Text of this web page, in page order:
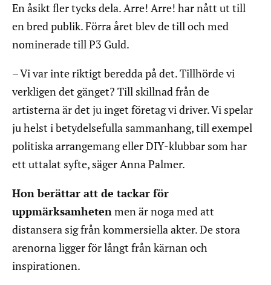
En åsikt fler tycks dela. Arre! Arre! har nått ut till
en bred publik. Förra året blev de till och med
nominerade till P3 Guld.
– Vi var inte riktigt beredda på det. Tillhörde vi
verkligen det gänget? Till skillnad från de
artisterna är det ju inget företag vi driver. Vi spelar
ju helst i betydelsefulla sammanhang, till exempel
politiska arrangemang eller DIY-klubbar som har
ett uttalat syfte, säger Anna Palmer.
Hon berättar att de tackar för
uppmärksamhetenmen är noga med att
distansera sig från kommersiella akter. De stora
arenorna ligger för långt från kärnan och
inspirationen.